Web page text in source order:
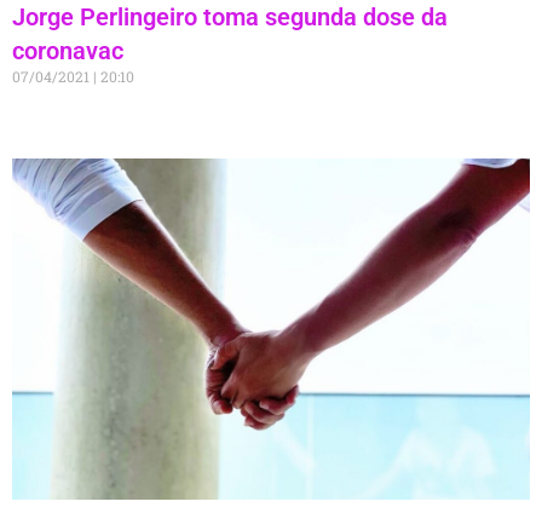
Jorge Perlingeiro toma segunda dose da
coronavac
07/04/2021 20:10